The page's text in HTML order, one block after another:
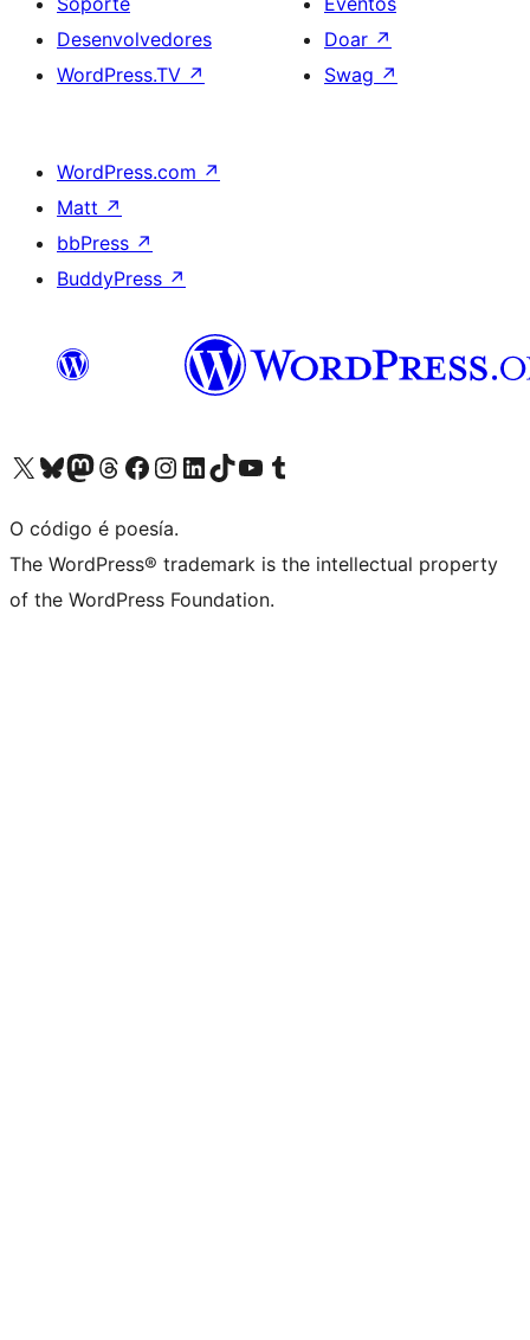
Desenvolvedores
WordPress.TV ↗
Doar ↗
Swag ↗
WordPress.com ↗
Matt ↗
bbPress ↗
BuddyPress ↗
Visita la cuenta de X (anteriormente Twitter)
Visita a nosa conta de Bluesky
Visita a nosa conta de Mastodon
Visita a nosa conta de Threads
Visita a nosa páxina de Facebook
Visita a nosa conta de Instagram
Visita a nosa conta de LinkedIn
Visita a nosa conta de TikTok
Visita a nosa canle de YouTube
Visita a nosa conta de Tumblr
O código é poesía.
The WordPress® trademark is the intellectual property
of the WordPress Foundation.